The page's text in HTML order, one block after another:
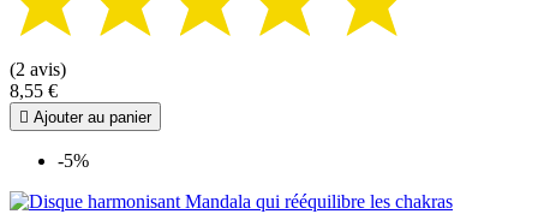
(2 avis)
8,55 €
 Ajouter au panier
-5%